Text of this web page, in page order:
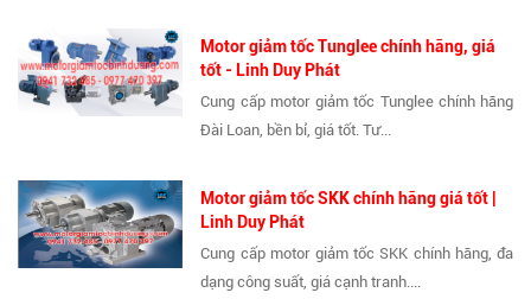
Motor giảm tốc Tunglee chính hãng, giá
tốt - Linh Duy Phát
Cung cấp motor giảm tốc Tunglee chính hãng
Đài Loan, bền bỉ, giá tốt. Tư...
Motor giảm tốc SKK chính hãng giá tốt |
Linh Duy Phát
Cung cấp motor giảm tốc SKK chính hãng, đa
dạng công suất, giá cạnh tranh....